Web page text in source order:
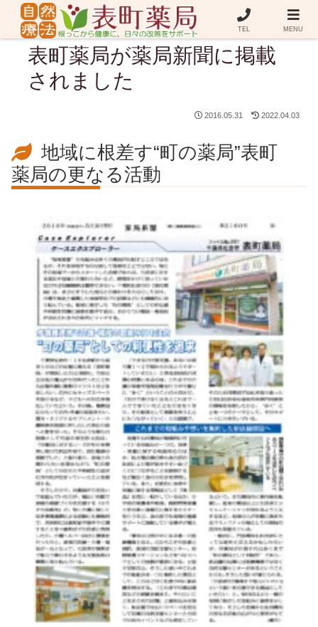
表町薬局が薬局新聞に掲載
されました
2016.05.31 2022.04.03
地域に根差す“町の薬局”表町
薬局の更なる活動
TEL MENU